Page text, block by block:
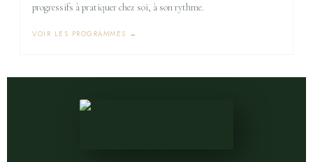
progressifs à pratiquer chez soi, à son rythme.
VOIR LES PROGRAMMES →